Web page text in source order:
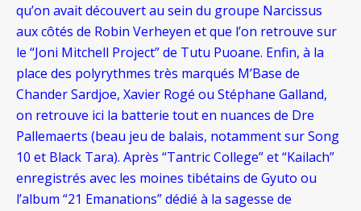
qu’on avait découvert au sein du groupe Narcissus
aux côtés de Robin Verheyen et que l’on retrouve sur
le “Joni Mitchell Project” de Tutu Puoane. Enfin, à la
place des polyrythmes très marqués M’Base de
Chander Sardjoe, Xavier Rogé ou Stéphane Galland,
on retrouve ici la batterie tout en nuances de Dre
Pallemaerts (beau jeu de balais, notamment sur Song
10 et Black Tara). Après “Tantric College” et “Kailach”
enregistrés avec les moines tibétains de Gyuto ou
l’album “21 Emanations” dédié à la sagesse de